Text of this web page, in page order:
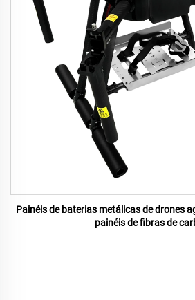
Painéis de baterias metálicas de drones
painéis de fibras de